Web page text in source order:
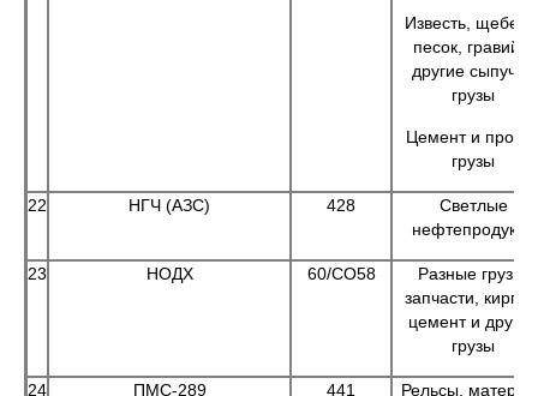
Известь,
песок, гравий и
другие сыпучие
грузы
Цемент и
грузы
22 НГЧ (АЗС) 428
Светлые
нефтепродукты
23 НОДХ 60/СО58
Разные грузы,
запчасти,
цемент и другие
грузы
24 ПМС-289 441 Рельсы,